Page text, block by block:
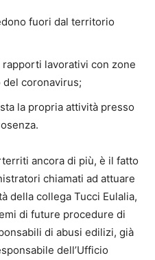
fuori dal territorio
lavorativi con zone
coronavirus;
la propria attività presso
ancora di più, è il fatto
chiamati ad attuare
della collega Tucci Eulalia,
di future procedure di
di abusi edilizi, già
dell’Ufficio